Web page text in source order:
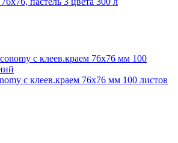
с клеев.краем 76x76 мм 100 листов